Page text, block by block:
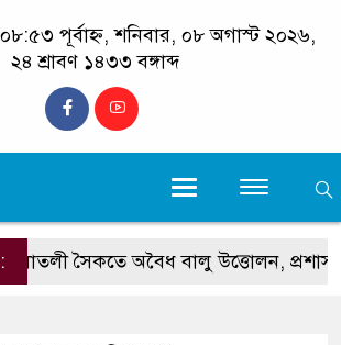
০৮:৫৩ পূর্বাহ্ন, শনিবার, ০৮ অগাস্ট ২০২৬,
২৪ শ্রাবণ ১৪৩৩ বঙ্গাব্দ
সৈকতে অবৈধ বালু উত্তোলন, প্রশাসনের